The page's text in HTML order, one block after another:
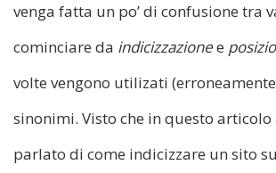
venga fatta un po’ di confusione tra
cominciare da indicizzazionee
volte vengono utilizati
sinonimi. Visto che in questo
parlato di come indicizzare un sito